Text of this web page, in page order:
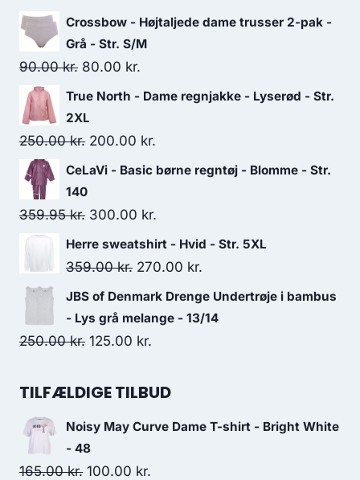
Crossbow - Højtaljede dame trusser 2-pak -
Grå - Str. S/M
90.00kr. Original
price
was:
90.00 kr..
80.00 kr.
price
80.00 kr..
True North - Dame regnjakke - Lyserød - Str.
2XL
250.00kr. Original
price
250.00 kr..
200.00 kr.
price
CeLaVi - Basic børne regntøj - Blomme - Str.
140
359.95kr. Original
price
was:
300.00 kr.
price
is:
Herre sweatshirt - Hvid - Str. 5XL
359.00kr. Original
price
was:
359.00 kr..
270.00 kr.
price
is:
JBS of Denmark Drenge Undertrøje i bambus
- Lys grå melange - 13/14
250.00kr. Original
was:
125.00 kr.
is:
TILFÆLDIGE TILBUD
Noisy May Curve Dame T-shirt - Bright White
- 48
165.00kr. Original
100.00 kr.